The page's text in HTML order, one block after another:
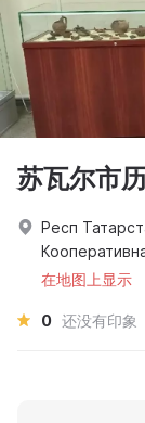
苏瓦尔市
Респ
在地图上显示
0 还没有印象